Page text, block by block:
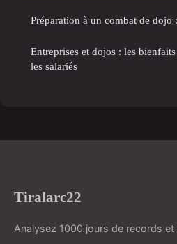
Préparation à un combat de dojo
Entreprises et dojos : les
les salariés
Tiralarc22
Analysez 1000 jours de records